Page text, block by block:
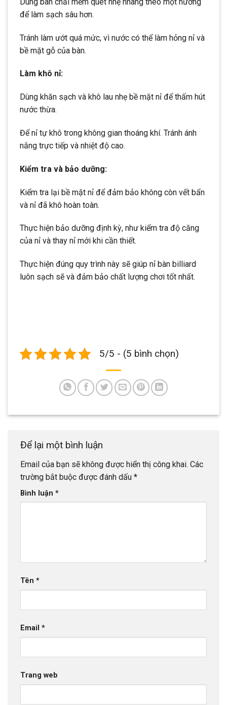
để làm sạch sâu hơn.
Tránh làm ướt quá mức, vì nước có thể làm hỏng nỉ và
bề mặt gỗ của bàn.
Làm khô nỉ:
Dùng khăn sạch và khô lau nhẹ bề mặt nỉ để thấm hút
nước thừa.
Để nỉ tự khô trong không gian thoáng khí. Tránh ánh
nắng trực tiếp và nhiệt độ cao.
Kiểm tra và bảo dưỡng:
Kiểm tra lại bề mặt nỉ để đảm bảo không còn vết bẩn
và nỉ đã khô hoàn toàn.
Thực hiện bảo dưỡng định kỳ, như kiểm tra độ căng
của nỉ và thay nỉ mới khi cần thiết.
Thực hiện đúng quy trình này sẽ giúp nỉ bàn billiard
luôn sạch sẽ và đảm bảo chất lượng chơi tốt nhất.
5/5 - (5 bình chọn)
Để lại một bình luận
Email của bạn sẽ không được hiển thị công khai. Các
trường bắt buộc được đánh dấu *
Bình luận *
Tên *
Email *
Trang web